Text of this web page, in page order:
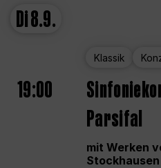
Di8.9.
Klassik
19:00
Parsifal
mit Werken